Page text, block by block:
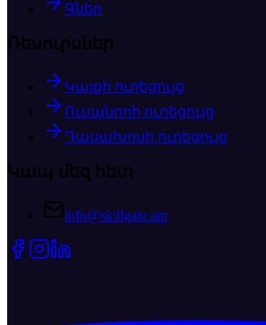
Գներ
Ռեսուրսներ
Կայքի ուղեցույց
Ուսանողի ուղեցույց
Դասախոսի ուղեցույց
Կապ մեզ հետ
info@skillgate.am